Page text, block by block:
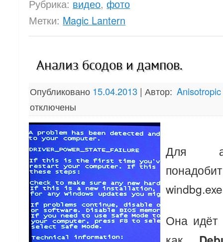
Рубрика: видео,фото
Метки: Magic Lantern
Анализ бсодов и дампов.
Опубликовано 15.04.2013 |Автор: Anisotropic
отключены
Для
Она